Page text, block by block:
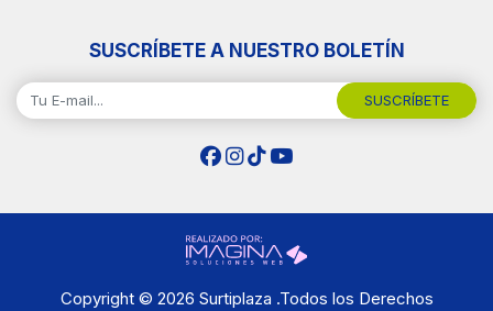
SUSCRÍBETE A NUESTRO BOLETÍN
SUSCRÍBETE
Copyright © 2026 Surtiplaza .Todos los Derechos